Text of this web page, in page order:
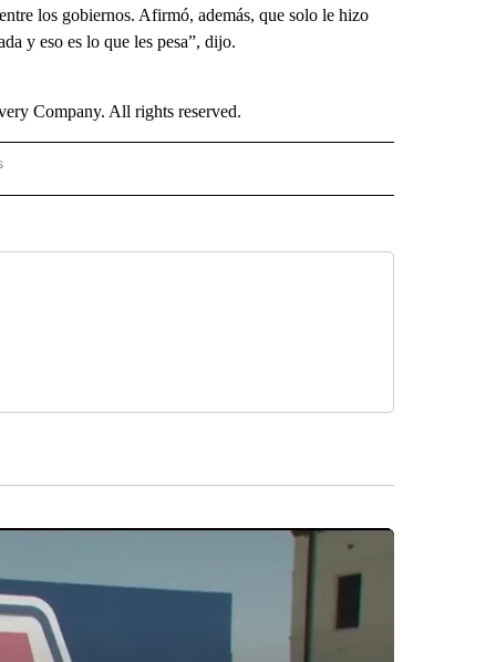
los gobiernos. Afirmó, además, que solo le hizo
y eso es lo que les pesa”, dijo.
Company. All rights reserved.
TO RECEIVE NOTIFICATIONS ABOUT NEW PAGES ON "CNN - SPANISH".